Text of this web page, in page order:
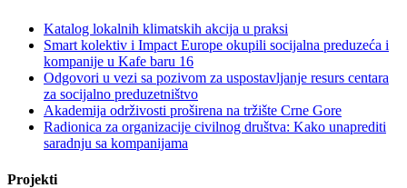
Katalog lokalnih klimatskih akcija u praksi
Smart kolektiv i Impact Europe okupili socijalna preduzeća i
kompanije u Kafe baru 16
Odgovori u vezi sa pozivom za uspostavljanje resurs centara
za socijalno preduzetništvo
Akademija održivosti proširena na tržište Crne Gore
Radionica za organizacije civilnog društva: Kako unaprediti
saradnju sa kompanijama
Projekti